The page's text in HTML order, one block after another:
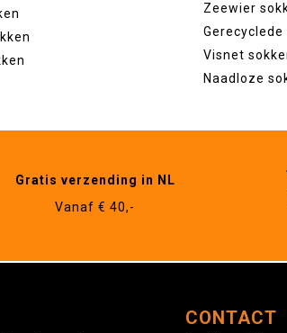
Zeewier
Gerecyclede
Visnet
Naadloze
Gratis verzending in NL
Vanaf € 40,-
CONTACT